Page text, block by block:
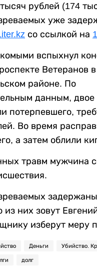
рублей (174
уже
со ссылкой на
вспыхнул
Ветеранов в
районе. По
данным,
потерпевшего,
Во время
а затем облили
травм мужчина
из них зовут
изберут меру
Деньги Убийство.
долг